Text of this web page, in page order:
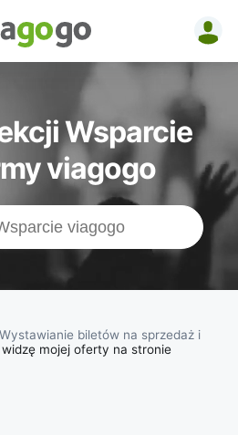
-
na
do
Wsparcie
viagogo
Wystawianie biletów na sprzedaż i
widzę mojej oferty na stronie